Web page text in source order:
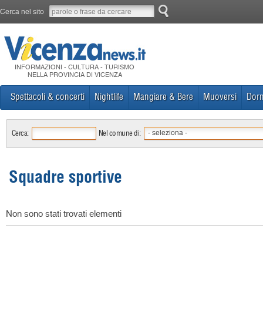
Cerca nel sito
INFORMAZIONI - CULTURA - TURISMO
NELLA PROVINCIA DI VICENZA
Spettacoli & concerti Nightlife Mangiare & Bere Muoversi
Cerca: Nel comune di: - seleziona -
Squadre sportive
Non sono stati trovati elementi